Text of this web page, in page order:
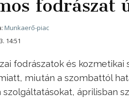
Munkaerő-piac
14:51
fodrászatok és
miután a szombattól
szolgáltatásokat, áprilisban